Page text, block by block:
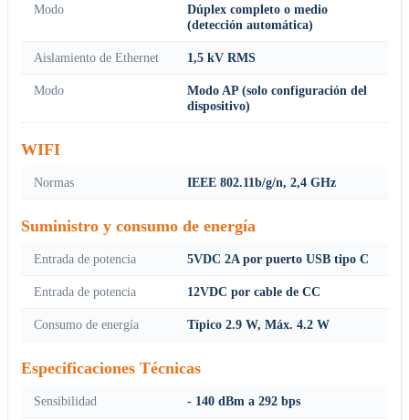
Modo
Dúplex completo o medio
(detección automática)
Aislamiento de Ethernet 1,5 kV RMS
Modo
Modo AP (solo configuración del
dispositivo)
WIFI
Normas IEEE 802.11b/g/n, 2,4 GHz
Suministro y consumo de energía
Entrada de potencia 5VDC 2A por puerto USB tipo C
Entrada de potencia 12VDC por cable de CC
Consumo de energía Típico 2.9 W, Máx. 4.2 W
Especificaciones Técnicas
Sensibilidad - 140 dBm a 292 bps